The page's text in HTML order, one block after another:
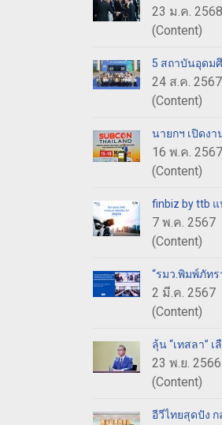
23 ม.ค. 2568
(Content)
5 สถาบันอุดม
24 ส.ค. 2567
(Content)
นายกฯ เปิดงา
16 พ.ค. 2567
(Content)
finbiz by ttb
7 พ.ค. 2567
(Content)
“รมว.พิมพ์ภัท
2 มี.ค. 2567
(Content)
ลุ้น “เทสลา”
23 พ.ย. 2566
(Content)
อีวีไทยสุดปัง